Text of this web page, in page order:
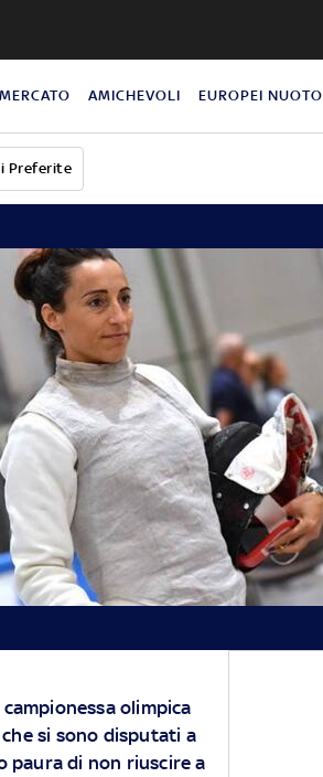
MERCATO AMICHEVOLI EUROPEI NUOTO
Preferite
olimpica
si sono disputati a
paura di non riuscire a